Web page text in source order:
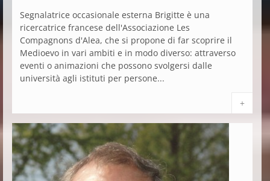
Segnalatrice occasionale esterna Brigitte è una
ricercatrice francese dell'Associazione Les
Compagnons d'Alea, che si propone di far scoprire il
Medioevo in vari ambiti e in modo diverso: attraverso
eventi o animazioni che possono svolgersi dalle
università agli istituti per persone...
+